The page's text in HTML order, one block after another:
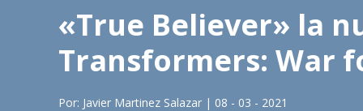
«True Believer» la
Transformers: War
Por: Javier Martinez Salazar | 08 - 03 - 2021